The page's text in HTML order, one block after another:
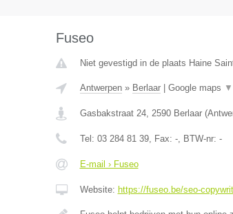
Fuseo
Niet gevestigd in de plaats Haine
Antwerpen» Berlaar| Google maps ▼
Gasbakstraat 24, 2590 Berlaar(
Tel: 03 284 81 39, Fax: -, BTW-nr: -
E-mail › Fuseo
Website: https://fuseo.be/seo-